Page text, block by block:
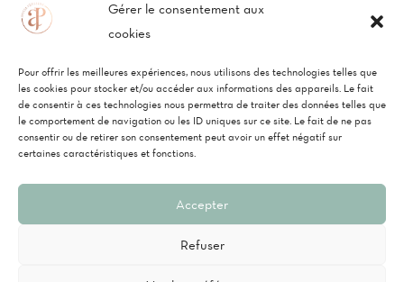
Gérer le consentement aux
cookies
Pour offrir les meilleures expériences, nous utilisons des technologies telles que
les cookies pour stocker et/ou accéder aux informations des appareils. Le fait
de consentir à ces technologies nous permettra de traiter des données telles que
le comportement de navigation ou les ID uniques sur ce site. Le fait de ne pas
consentir ou de retirer son consentement peut avoir un effet négatif sur
certaines caractéristiques et fonctions.
Accepter
Refuser
Mentions légales CGV – Politique de
confidentialité
C
ar
P
ay
p
re
Anissa Pâtisserie, une société